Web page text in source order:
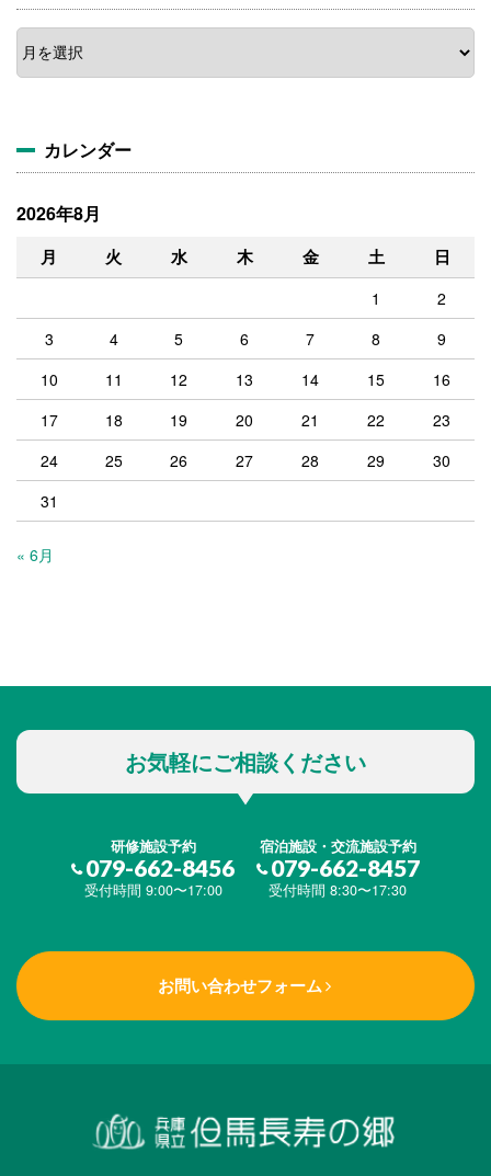
ア
ー
カ
カレンダー
2026年8月
月 火 水 木 金 土 日
1
2
3
4 5 6 7 8
9
10
11 12 13 14 15
16
17
18 19 20 21 22
23
24
25 26 27 28 29
30
31
« 6月
お気軽にご相談ください
研修施設予約
079-662-8456
受付時間 9:00〜17:00
宿泊施設・交流施設予約
079-662-8457
受付時間 8:30〜17:30
お問い合わせフォーム